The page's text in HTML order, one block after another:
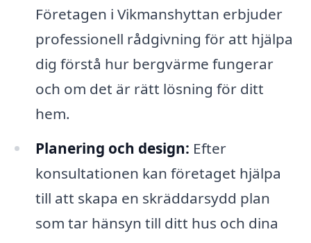
Företagen i Vikmanshyttan erbjuder
professionell rådgivning för att hjälpa
dig förstå hur bergvärme fungerar
och om det är rätt lösning för ditt
hem.
Planering och design: Efter
konsultationen kan företaget hjälpa
till att skapa en skräddarsydd plan
som tar hänsyn till ditt hus och dina